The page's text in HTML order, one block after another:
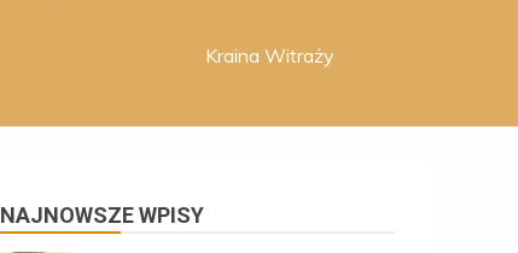
Kraina Witraży
NAJNOWSZE WPISY